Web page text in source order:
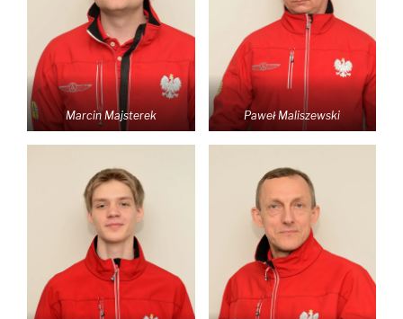
Marcin Majsterek Paweł Maliszewski